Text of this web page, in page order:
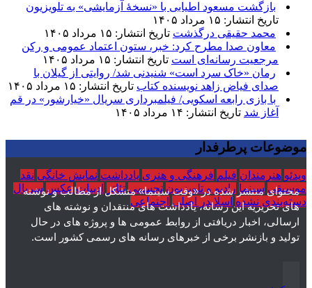
بازگشت مسعود اطیابی با «نسخهٔ آزمایشی» به تلویزیون
تاریخ انتشار: ۱۵ مرداد ۱۴۰۵
محمد حقیقی درگذشت تاریخ انتشار: ۱۵ مرداد ۱۴۰۵
معاون صدا مطرح کرد: خبر، ستون اعتماد عمومی و رکن
مرجعیت رسانه‌ای است تاریخ انتشار: ۱۵ مرداد ۱۴۰۵
رمان «خاک سرد است» شنیدنی شد/ روایتی از گیلان با
صدای فیاض زاهد نویسنده کتاب تاریخ انتشار: ۱۵ مرداد ۱۴۰۵
با بازی رابعه اسکویی/ فیلمبرداری سریال «خیارشور» در قم
آغاز شد تاریخ انتشار: ۱۴ مرداد ۱۴۰۵
پرطرفدار
هنرمندان فیلم فرهنگی و هنری یادداشت نمایش خانگی نقد
سینما رادیو و تلویزیون تجسمی تئاتر ادبیات عکس سریال
نشده اسلایدر اصلی اجتماعی
محتوای منتشر شده در «وقت سینما» متشکل از مطالب و نوشته
های تحریریه این رسانه، یادداشت های منتقدان و نوشته های
ارسالی، اخبار دریافتی از روابط عمومی ها و پروژه های در حال
تولید و بازنشر برخی از خبرهای رسانه های رسمی کشور است.